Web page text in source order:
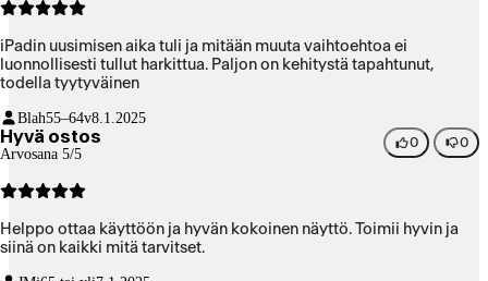
iPadin uusimisen aika tuli ja mitään muuta vaihtoehtoa ei
luonnollisesti tullut harkittua. Paljon on kehitystä tapahtunut,
todella tyytyväinen
Blah55–64v8.1.2025
Hyvä ostos
Arvosana 5/5
0 0
Helppo ottaa käyttöön ja hyvän kokoinen näyttö. Toimii hyvin ja
siinä on kaikki mitä tarvitset.